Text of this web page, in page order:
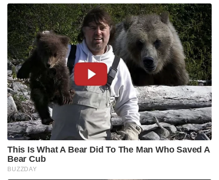
This Is What A Bear Did To The Man Who Saved A
Bear Cub
BUZZDAY